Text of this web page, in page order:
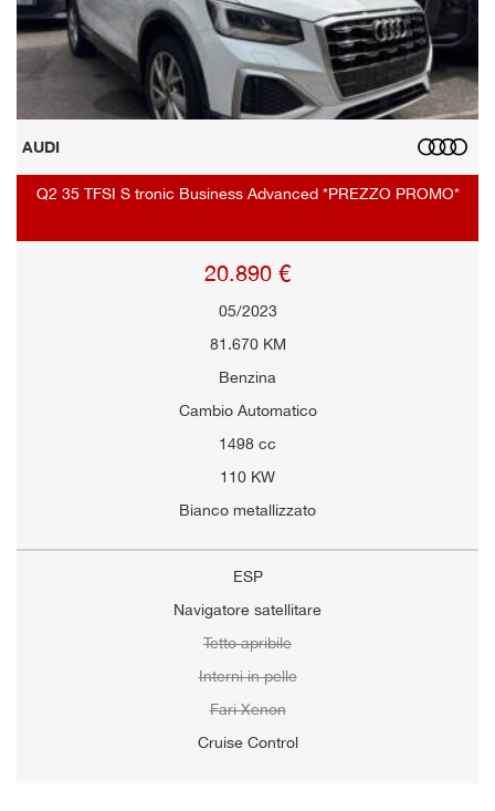
AUDI
Q2 35 TFSI S tronic Business Advanced *PREZZO PROMO*
20.890 €
05/2023
81.670 KM
Benzina
Cambio Automatico
1498 cc
110 KW
Bianco metallizzato
ESP
Navigatore satellitare
Tetto apribile
Interni in pelle
Fari Xenon
Cruise Control